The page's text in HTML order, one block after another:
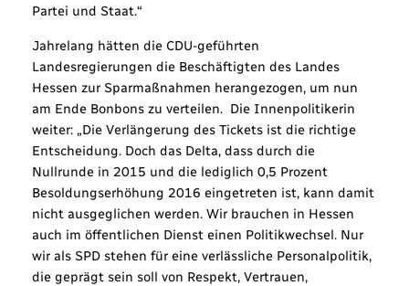
Partei und Staat.“
Jahrelang hätten die CDU-geführten
Landesregierungen die Beschäftigten des Landes
Hessen zur Sparmaßnahmen herangezogen, um nun
am Ende Bonbons zu verteilen. Die Innenpolitikerin
weiter: „Die Verlängerung des Tickets ist die richtige
Entscheidung. Doch das Delta, dass durch die
Nullrunde in 2015 und die lediglich 0,5 Prozent
Besoldungserhöhung 2016 eingetreten ist, kann damit
nicht ausgeglichen werden. Wir brauchen in Hessen
auch im öffentlichen Dienst einen Politikwechsel. Nur
wir als SPD stehen für eine verlässliche Personalpolitik,
die geprägt sein soll von Respekt, Vertrauen,